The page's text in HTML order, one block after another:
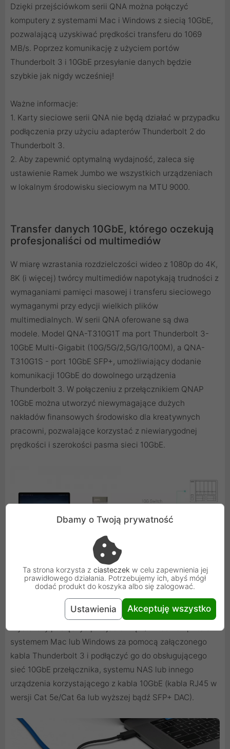
Dzięki przejściówkom serii QNA można połączyć
komputery z systemami Mac i Windows z siecią 10GbE,
pozwalającą uzyskiwać prędkości transferu do 1069
MB/s. Poprzez komunikację z użyciem portów
Thunderbolt 3 i 10GbE przesyłanie danych będzie
szybkie jak nigdy wcześniej!
Ważne informacje:
1. Karty sieciowe serii QNA nie będą działać w przypadku
podłączenia przy użyciu adapterów Thunderbolt 2 do
Thunderbolt 3.
2. Aby zapewnić optymalną wydajność, zaleca się
ustawienie Ramek Jumbo we wszystkich urządzeniach
w lokalnym środowisku sieciowym na MTU 9000.
Transfer danych 10GbE, którego oczekują
profesjonaliści od multimediów
W miarę wzrastania rozdzielczości wideo z 1080p do 4K,
8K (i więcej) twórcy multimediów napotykają trudności z
wymaganiami pamięci masowej i transferu sieciowego
wymaganymi przy edycji wielkich plików
multimedialnych. W serii QNA oferowane są dwa
modele. Model QNA-T310G1T ma port Thunderbolt 3-
10GbE Multi-Gigabit (10G/5G/2,5G/1G/100M), a QNA-
T310G1S - port 10GbE SFP+, umożliwiający dodanie
komunikacji 10GbE do dowolnego urządzenia
Thunderbolt 3. W połączeniu z przełącznikiem QNAP
10GbE można utworzyć niewymagające dużych
nakładów finansowych środowisko dla kreatywnych
pracowni, pozwalające korzystać z niewiarygodnej
prędkości i szerokości pasma sieci 10GbE.
Łatwa konfiguracja
Wystarczy podłączyć przejściówkę QNA do komputera z
systemem Mac lub Windows za pomocą załączonego
kabla Thunderbolt 3 i podłączyć go do obsługującego
sieć 10GbE przełącznika, systemu NAS lub innego
urządzenia korzystającego z kabla 10GbE (kabla RJ45 w
wersji Cat 5e/Cat 6a lub wyższej bądź SFP+ DAC).
Dbamy o Twoją prywatność
Ta strona korzysta z ciasteczek w celu zapewnienia jej
prawidłowego działania. Potrzebujemy ich, abyś mógł
dodać produkt do koszyka albo się zalogować.
Ustawienia Akceptuję wszystko